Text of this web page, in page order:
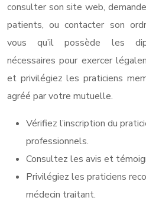
consulter son site web,
patients, ou contacter son
vous qu’il possède les
nécessaires pour exercer
et privilégiez les praticiens
agréé par votre mutuelle.
Vérifiez l’inscription du
professionnels.
Consultez les avis et
Privilégiez les praticiens
médecin traitant.